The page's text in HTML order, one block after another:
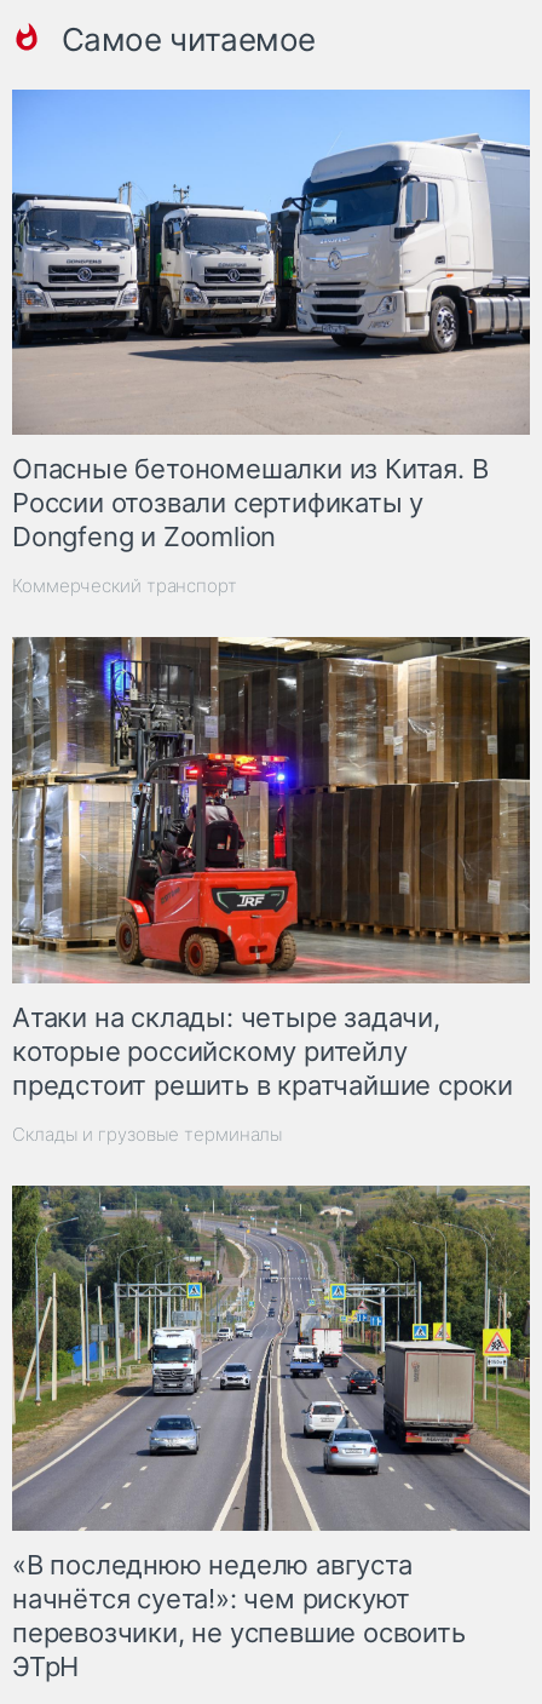
Самое читаемое
Опасные бетономешалки из Китая. В
России отозвали сертификаты у
Dongfeng и Zoomlion
Коммерческий транспорт
Атаки на склады: четыре задачи,
которые российскому ритейлу
предстоит решить в кратчайшие сроки
Склады и грузовые терминалы
«В последнюю неделю августа
начнётся суета!»: чем рискуют
перевозчики, не успевшие освоить
ЭТрН